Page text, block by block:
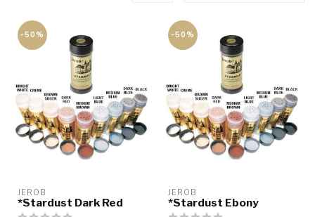
-50%
JEROB
*Stardust Dark Red
-50%
JEROB
*Stardust Ebony